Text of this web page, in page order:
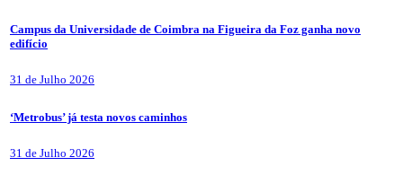
Campus da Universidade de Coimbra na Figueira da Foz ganha novo
edifício
31 de Julho 2026
‘Metrobus’ já testa novos caminhos
31 de Julho 2026